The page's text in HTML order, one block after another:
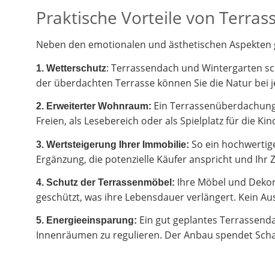
Praktische Vorteile von
Neben den emotionalen und ästhetischen
1. Wetterschutz: Terrassendach und Wintergarten
der überdachten Terrasse können Sie die Natur bei
2. Erweiterter Wohnraum: Ein
Freien, als Lesebereich oder als Spielplatz für die
3. Wertsteigerung Ihrer Immobilie: So ein
Ergänzung, die potenzielle Käufer anspricht und Ihr
4. Schutz der Terrassenmöbel: Ihre Möbel und
geschützt, was ihre Lebensdauer verlängert. Kein
5. Energieeinsparung: Ein gut geplantes
Innenräumen zu regulieren. Der Anbau spendet